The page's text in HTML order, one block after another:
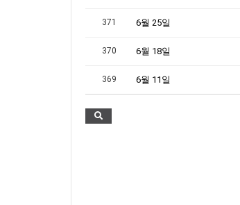
371 6월 25일
370 6월 18일
369 6월 11일